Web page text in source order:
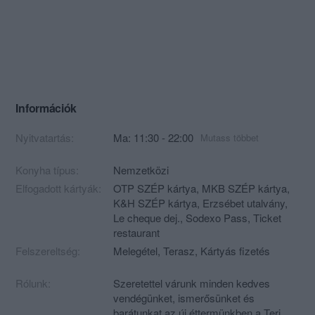
Információk
Nyitvatartás: Ma: 11:30 - 22:00 Mutass többet
Konyha típus:
Nemzetközi
Elfogadott kártyák:
OTP SZÉP kártya, MKB SZÉP kártya,
K&H SZÉP kártya, Erzsébet utalvány,
Le cheque dej., Sodexo Pass, Ticket
restaurant
Felszereltség:
Melegétel, Terasz, Kártyás fizetés
Rólunk:
Szeretettel várunk minden kedves
vendégünket, ismerősünket és